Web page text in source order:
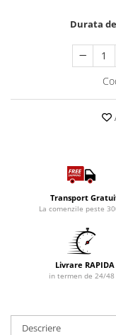
Durata
Transport
La comenzile peste
Livrare RAPIDA
in termen de 24/48
Descriere